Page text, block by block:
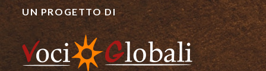
UN PROGETTO DI